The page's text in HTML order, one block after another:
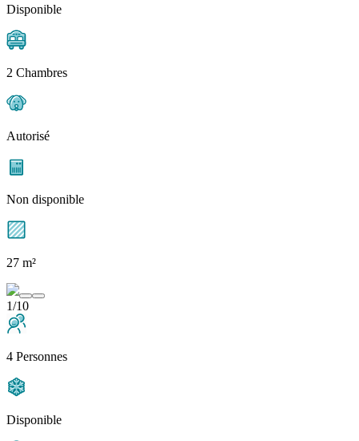
Disponible
2 Chambres
Autorisé
Non disponible
27 m²
1/10
4 Personnes
Disponible